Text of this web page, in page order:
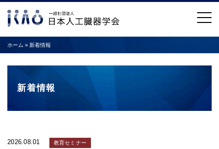
ホーム » 新着情報
新着情報
2026.08.01 教育セミナー